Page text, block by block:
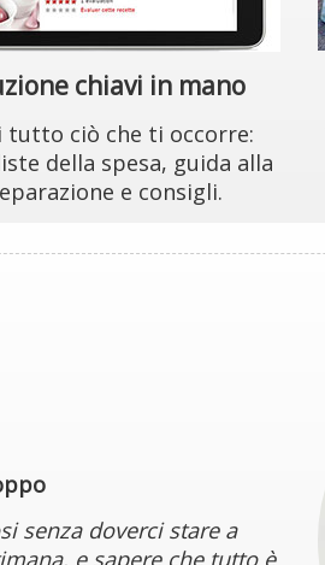
chiavi in mano
tutto ciò che ti occorre:
della spesa, guida alla
e consigli.
senza doverci stare a
e sapere che tutto è